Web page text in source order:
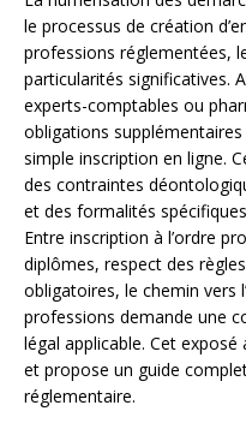
le processus de création
professions réglementées,
particularités significatives.
experts-comptables ou
obligations
simple inscription en ligne.
des contraintes
et des formalités
Entre inscription à l’ordre
diplômes, respect des
obligatoires, le chemin vers
professions demande une
légal applicable. Cet
et propose un guide
réglementaire.